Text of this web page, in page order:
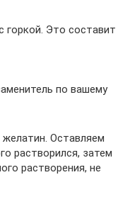
горкой. Это составит
по вашему
Оставляем
растворился, затем
растворения, не